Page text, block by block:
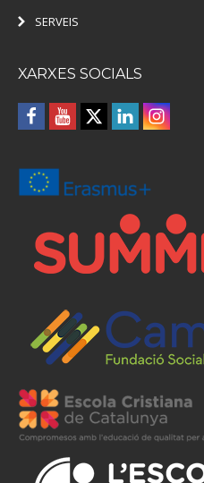
SERVEIS
XARXES SOCIALS